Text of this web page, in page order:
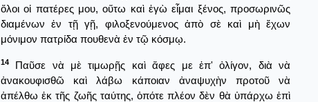
ὅλοι οἱ πατέρες μου, οὕτω καὶ ἐγὼ εἶμαι ξένος, προσωρινῶς
διαμένων ἐν τῇ γῇ, φιλοξενούμενος ἀπὸ σὲ καὶ μὴ ἔχων
μόνιμον πατρίδα πουθενὰ ἐν τῷ κόσμῳ.
14
Παῦσε νὰ μὲ τιμωρῇς καὶ ἄφες με ἐπ' ὀλίγον, διὰ νὰ
ἀνακουφισθῶ καὶ λάβω κάποιαν ἀναψυχὴν προτοῦ νὰ
ἀπέλθω ἐκ τῆς ζωῆς ταύτης, ὁπότε πλέον δὲν θὰ ὑπάρχω ἐπὶ